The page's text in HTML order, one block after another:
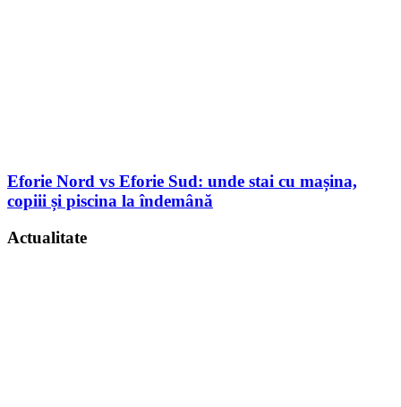
Eforie Nord vs Eforie Sud: unde stai cu mașina,
copiii și piscina la îndemână
Actualitate